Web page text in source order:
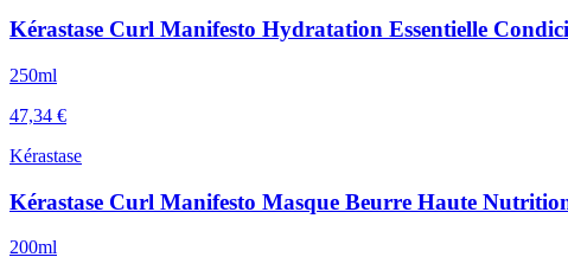
Kérastase Curl Manifesto Hydratation Essentielle
250ml
47,34 €
Kérastase
Kérastase Curl Manifesto Masque Beurre Haute
200ml